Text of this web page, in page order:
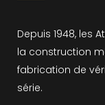
Depuis 1948, les
la construction
fabrication de
série.